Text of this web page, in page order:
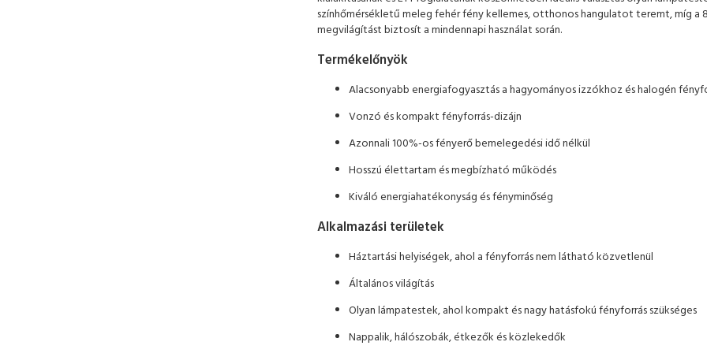
színhőmérsékletű meleg fehér fény kellemes, otthonos hangulatot teremt, míg a
megvilágítást biztosít a mindennapi használat során.
Termékelőnyök
Alacsonyabb energiafogyasztás a hagyományos izzókhoz és halogén
Vonzó és kompakt fényforrás-dizájn
Azonnali 100%-os fényerő bemelegedési idő nélkül
Hosszú élettartam és megbízható működés
Kiváló energiahatékonyság és fényminőség
Alkalmazási területek
Háztartási helyiségek, ahol a fényforrás nem látható közvetlenül
Általános világítás
Olyan lámpatestek, ahol kompakt és nagy hatásfokú fényforrás szükséges
Nappalik, hálószobák, étkezők és közlekedők